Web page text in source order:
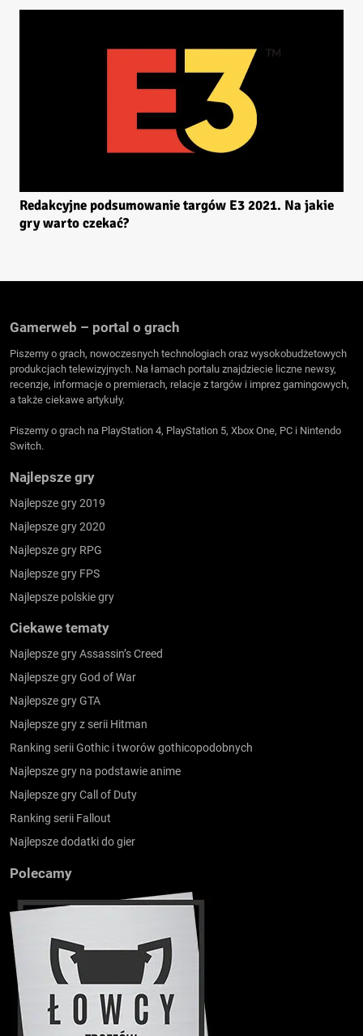
Redakcyjne podsumowanie targów E3 2021. Na jakie
gry warto czekać?
Gamerweb – portal o grach
Piszemy o grach, nowoczesnych technologiach oraz wysokobudżetowych
produkcjach telewizyjnych. Na łamach portalu znajdziecie liczne newsy,
recenzje, informacje o premierach, relacje z targów i imprez gamingowych,
a także ciekawe artykuły.
Piszemy o grach na PlayStation 4, PlayStation 5, Xbox One, PC i Nintendo
Switch.
Najlepsze gry
Najlepsze gry 2019
Najlepsze gry 2020
Najlepsze gry RPG
Najlepsze gry FPS
Najlepsze polskie gry
Ciekawe tematy
Najlepsze gry Assassin’s Creed
Najlepsze gry God of War
Najlepsze gry GTA
Najlepsze gry z serii Hitman
Ranking serii Gothic i tworów gothicopodobnych
Najlepsze gry na podstawie anime
Najlepsze gry Call of Duty
Ranking serii Fallout
Najlepsze dodatki do gier
Polecamy